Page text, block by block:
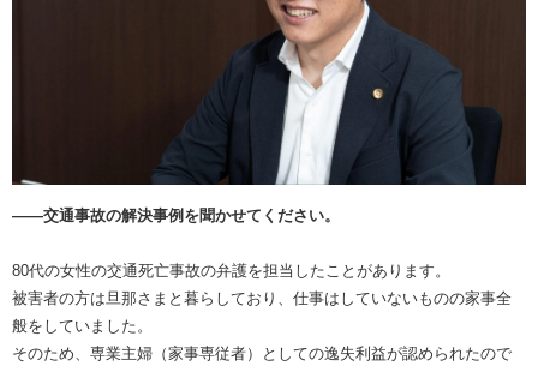
――交通事故の解決事例を聞かせてください。
80代の女性の交通死亡事故の弁護を担当したことがあります。
被害者の方は旦那さまと暮らしており、仕事はしていないものの家事全
般をしていました。
そのため、専業主婦（家事専従者）としての逸失利益が認められたので